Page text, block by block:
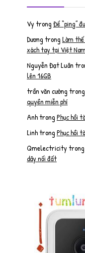
Vy trongĐể “ping”
Dương trongLàm thế
xách tay tại Việt Nam
Nguyễn Đạt Luân
lên 16GB
trần văn cường trong
quyền miễn phí
AnhtrongPhục hồi
LinhtrongPhục hồi
Qmelectricity trong
dây nối đất